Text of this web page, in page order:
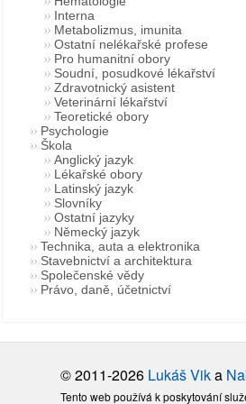
Interna
Metabolizmus, imunita
Ostatní nelékařské profese
Pro humanitní obory
Soudní, posudkové lékařství
Zdravotnický asistent
Veterinární lékařství
Teoretické obory
Psychologie
Škola
Anglický jazyk
Lékařské obory
Latinský jazyk
Slovníky
Ostatní jazyky
Německý jazyk
Technika, auta a elektronika
Stavebnictví a architektura
Společenské vědy
Právo, daně, účetnictví
© 2011-2026 Lukáš Vika
Tento web používá k poskytování